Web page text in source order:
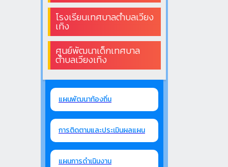
โรงเรียนเทศบาลตำบลเวียง
เทิง
ศูนย์พัฒนาเด็กเทศบาล
ตำบลเวียงเทิง
แผนพัฒนาท้องถิ่น
การติดตามและประเมินผลแผน
แผนการดำเนินงาน